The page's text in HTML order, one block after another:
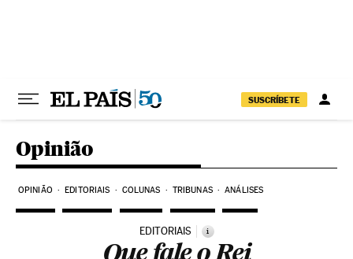
SUSCRÍBETE
Opinião
OPINIÃO EDITORIAIS COLUNAS TRIBUNAS ANÁLISES
EDITORIAIS i